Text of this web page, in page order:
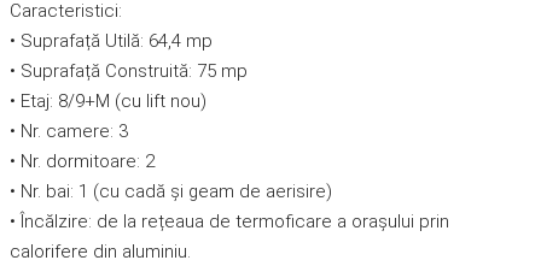
Caracteristici:
• Suprafață Utilă: 64,4 mp
• Suprafață Construită: 75 mp
• Etaj: 8/9+M (cu lift nou)
• Nr. camere: 3
• Nr. dormitoare: 2
• Nr. bai: 1 (cu cadă și geam de aerisire)
• Încălzire: de la rețeaua de termoficare a orașului prin
calorifere din aluminiu.